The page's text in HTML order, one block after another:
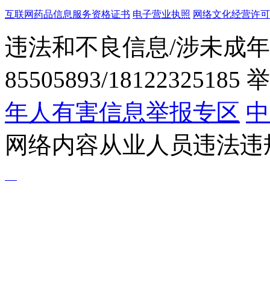
互联网药品信息服务资格证书 电子营业执照 网络文化经营许
违法和不良信息/涉未成
85505893/18122325185
年人有害信息举报专区
网络内容从业人员违法